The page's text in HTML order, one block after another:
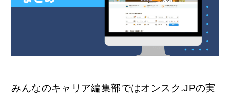
みんなのキャリア編集部ではオンスク.JPの実